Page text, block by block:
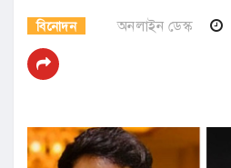
বিনোদন অনলাইন ডেস্ক